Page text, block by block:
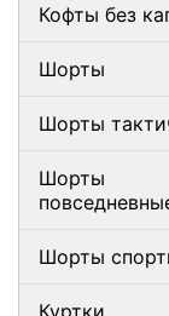
Кофты без
Шорты
Шорты
Шорты
Шорты